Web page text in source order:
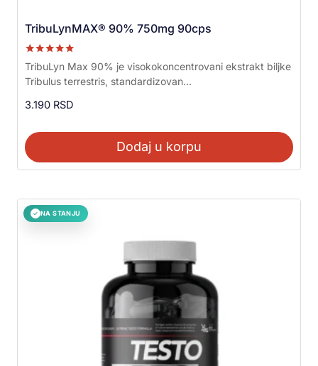
TribuLynMAX® 90% 750mg 90cps
Ocenjeno sa
5.00
od 5
TribuLyn Max 90% je visokokoncentrovani ekstrakt biljke
Tribulus terrestris, standardizovan...
3.190 RSD
Dodaj u korpu
✓ NA STANJU